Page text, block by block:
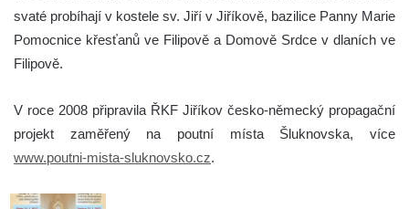
svaté probíhají v kostele sv. Jiří v Jiříkově, bazilice Panny Marie
Pomocnice křesťanů ve Filipově a Domově Srdce v dlaních ve
Filipově.
V roce 2008 připravila ŘKF Jiříkov česko-německý propagační
projekt zaměřený na poutní místa Šluknovska, více
www.poutni-mista-sluknovsko.cz.